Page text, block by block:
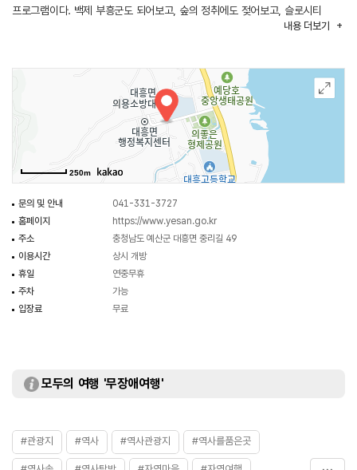
프로그램이다. 백제 부흥군도 되어보고, 숲의 정취에도 젖어보고, 슬로시티
대흥마을의 가치도 확인할 수 있다. 그 사이사이로 난 느린 꼬부랑길은
나뉘는데 5.1km의 옛이야기길은 90분, 4.6km의 느림길은 60분, 3.3km의
사랑길은 50분이 걸린다. 무엇보다 곳곳에 의좋은 형제 이야기가 살아 숨 쉰다.
서로의 곳간으로 밤새 볏단을 날랐다는 이성만과 이순 형제 이야기는 전설이
아닌 대흥마을에 전해오는 실화다. 대흥마을만이 전할 수 있는 감동이 서렸다.
내용 더보기
250m
문의 및 안내
041-331-3727
홈페이지
https://www.yesan.go.kr
주소
충청남도 예산군 대흥면 중리길 49
이용시간
상시 개방
휴일
연중무휴
주차
가능
입장료
무료
모두의 여행 '무장애여행'
#관광지 #역사 #역사관광지 #역사를품은곳